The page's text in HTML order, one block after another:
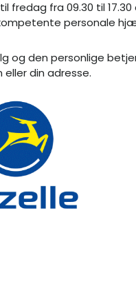
fra 09.30 til 17.30
personale
den personlige
din adresse.